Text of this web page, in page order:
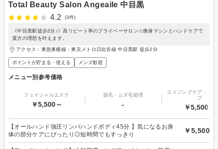
Total Beauty Salon Angeaile 中目黒
4.2
(3件)
《中目黒駅徒歩2分♪》高リピート率のプライベーサロン☆痩身マシンとハンドケアで
貴方の理想を叶えます。
アクセス：東急東横線・東京メトロ日比谷線 中目黒駅 徒歩2分
ポイントが貯まる・使える メンズ歓迎
メニュー別参考価格
フェイシャルエステ
￥5,500～
脱毛・ムダ毛処理
-
エイジングケア・リ
プ
￥5,500～
【オールハンド強圧リンパハンドボディ45分 】気になるお身
体の部分ケアにぴったり◎短時間でもすっきり
￥5,500